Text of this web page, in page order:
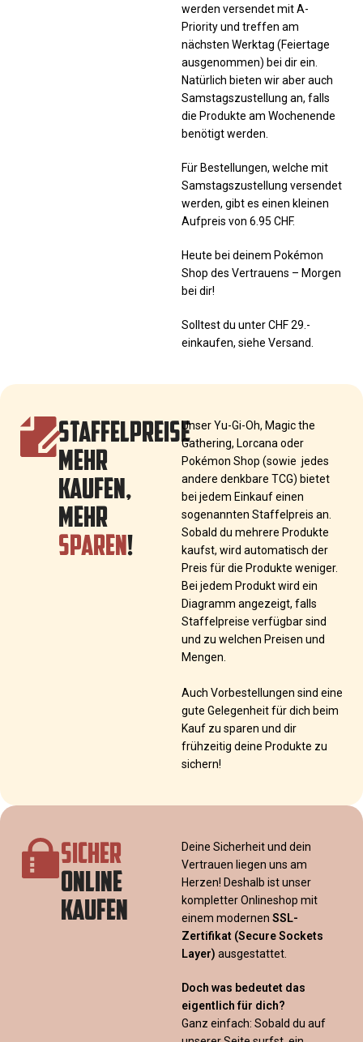
werden versendet mit A-
Priority und treffen am
nächsten Werktag (Feiertage
ausgenommen) bei dir ein.
Natürlich bieten wir aber auch
Samstagszustellung an, falls
die Produkte am Wochenende
benötigt werden.
Für Bestellungen, welche mit
Samstagszustellung versendet
werden, gibt es einen kleinen
Aufpreis von 6.95 CHF.
Heute bei deinem Pokémon
Shop des Vertrauens – Morgen
bei dir!
Solltest du unter CHF 29.-
einkaufen, siehe Versand.
STAFFELPREISE
MEHR
KAUFEN,
MEHR
SPAREN!
Unser Yu-Gi-Oh, Magic the
Gathering, Lorcana oder
Pokémon Shop (sowie jedes
andere denkbare TCG) bietet
bei jedem Einkauf einen
sogenannten Staffelpreis an.
Sobald du mehrere Produkte
kaufst, wird automatisch der
Preis für die Produkte weniger.
Bei jedem Produkt wird ein
Diagramm angezeigt, falls
Staffelpreise verfügbar sind
und zu welchen Preisen und
Mengen.
Auch Vorbestellungen sind eine
gute Gelegenheit für dich beim
Kauf zu sparen und dir
frühzeitig deine Produkte zu
sichern!
SICHER
ONLINE
KAUFEN
Deine Sicherheit und dein
Vertrauen liegen uns am
Herzen! Deshalb ist unser
kompletter Onlineshop mit
einem modernen SSL-
Zertifikat (Secure Sockets
Layer) ausgestattet.
Doch was bedeutet das
eigentlich für dich?
Ganz einfach: Sobald du auf